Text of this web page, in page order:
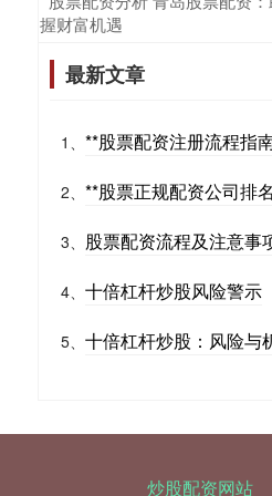
握财富机遇
最新文章
1、 **股票配资注册流程指
2、 **股票正规配资公司排
3、 股票配资流程及注意事
4、 十倍杠杆炒股风险警示
5、 十倍杠杆炒股：风险与
炒股配资网站